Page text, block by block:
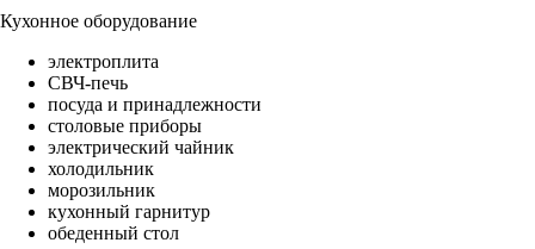
Кухонное оборудование
электроплита
СВЧ-печь
посуда и принадлежности
столовые приборы
электрический чайник
холодильник
морозильник
кухонный гарнитур
обеденный стол